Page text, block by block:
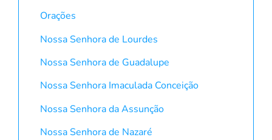
Orações
Nossa Senhora de Lourdes
Nossa Senhora de Guadalupe
Nossa Senhora Imaculada Conceição
Nossa Senhora da Assunção
Nossa Senhora de Nazaré